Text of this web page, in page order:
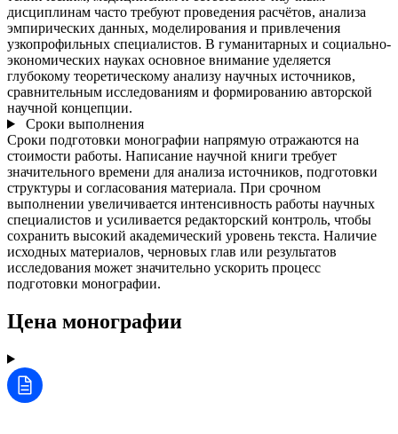
дисциплинам часто требуют проведения расчётов, анализа
эмпирических данных, моделирования и привлечения
узкопрофильных специалистов. В гуманитарных и социально-
экономических науках основное внимание уделяется
глубокому теоретическому анализу научных источников,
сравнительным исследованиям и формированию авторской
научной концепции.
Сроки выполнения
Сроки подготовки монографии напрямую отражаются на
стоимости работы. Написание научной книги требует
значительного времени для анализа источников, подготовки
структуры и согласования материала. При срочном
выполнении увеличивается интенсивность работы научных
специалистов и усиливается редакторский контроль, чтобы
сохранить высокий академический уровень текста. Наличие
исходных материалов, черновых глав или результатов
исследования может значительно ускорить процесс
подготовки монографии.
Цена монографии